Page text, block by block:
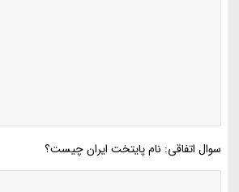
سوال اتفاقی: نام پایتخت ایران چیست؟